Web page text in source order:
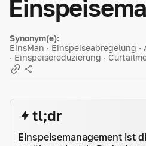
Synonym(e):
EinsMan · Einspeiseabregelung
· Einspeisereduzierung ·
tl;dr
Einspeisemanagement ist